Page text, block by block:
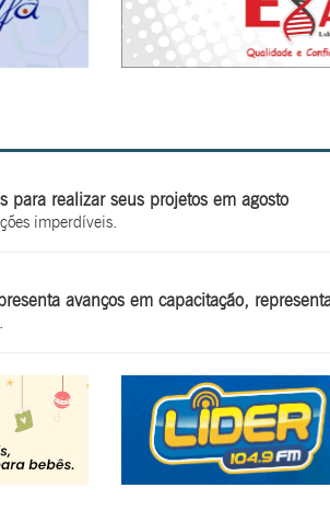
para realizar seus projetos em agosto
imperdíveis.
avanços em capacitação,